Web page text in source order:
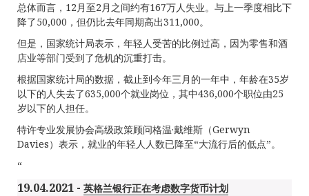
总体而言，12月至2月之间约有167万人失业。与上一季度相比下
降了50,000，但仍比去年同期高出311,000。
但是，国家统计局表示，年轻人受苦的比例过高，因为零售和酒
店业等部门受到了危机的沉重打击。
根据国家统计局的数据，截止到今年三月的一年中，年龄在35岁
以下的人失去了635,000个就业岗位，其中436,000个职位由25
岁以下的人担任。
特许专业发展协会高级政策顾问格温·戴维斯（Gerwyn
Davies）表示，就业的年轻人人数已降至“大流行后的低点”。
“
19.04.2021 - 英格兰银行正在考虑数字货币计划